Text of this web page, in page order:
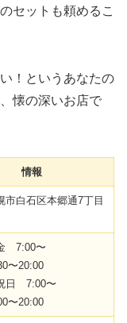
セットも頼めるこ
！というあなたの
懐の深いお店で
情報
市白石区本郷通7丁目
7:00〜
〜20:00
日 7:00〜
〜20:00